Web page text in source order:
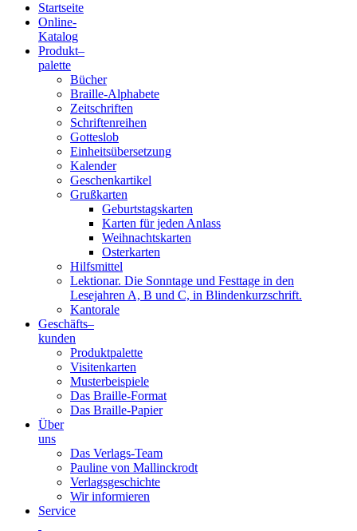
Blindenschrift-
Verlag
Druckerei
gGmbH
Startseite
Online-
Katalog
Produkt–
palette
Bücher
Braille-Alphabete
Zeitschriften
Schriftenreihen
Gotteslob
Einheitsübersetzung
Kalender
Geschenkartikel
Grußkarten
Geburtstagskarten
Karten für jeden Anlass
Weihnachtskarten
Osterkarten
Hilfsmittel
Lektionar. Die Sonntage und Festtage in den
Lesejahren A, B und C, in Blindenkurzschrift.
Kantorale
Geschäfts­–
kunden
Produktpalette
Visitenkarten
Musterbeispiele
Das Braille-Format
Das Braille-Papier
Über
uns
Das Verlags-Team
Pauline von Mallinckrodt
Verlagsgeschichte
Wir informieren
Service